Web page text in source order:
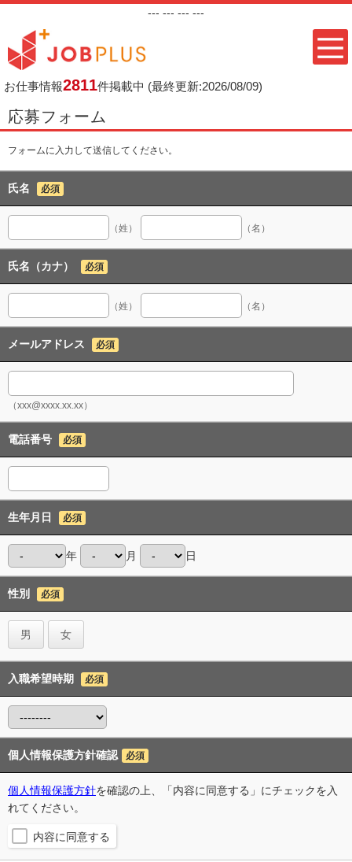
--- --- --- ---
お仕事情報2811件掲載中 (最終更新:2026/08/09)
応募フォーム
フォームに入力して送信してください。
氏名 必須
（姓） （名）
氏名（カナ） 必須
（姓） （名）
メールアドレス 必須
（xxx@xxxx.xx.xx）
電話番号 必須
生年月日 必須
年 月 日
性別 必須
男 女
入職希望時期 必須
個人情報保護方針確認 必須
個人情報保護方針を確認の上、「内容に同意する」にチェックを入
れてください。
内容に同意する